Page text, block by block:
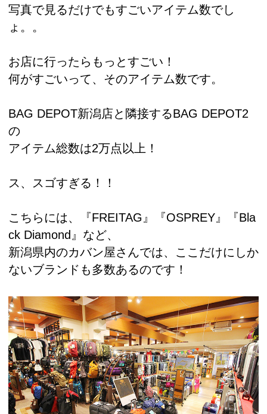
写真で見るだけでもすごいアイテム数でし
ょ。。
お店に行ったらもっとすごい！
何がすごいって、そのアイテム数です。
BAG DEPOT新潟店と隣接するBAG DEPOT2
の
アイテム総数は2万点以上！
ス、スゴすぎる！！
こちらには、『FREITAG』『OSPREY』『Bla
ck Diamond』など、
新潟県内のカバン屋さんでは、ここだけにしか
ないブランドも多数あるのです！